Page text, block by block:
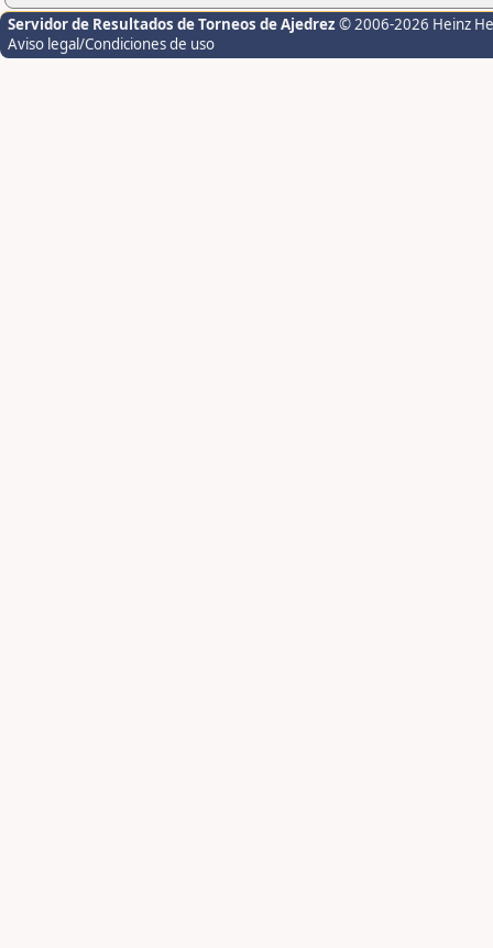
Servidor de Resultados de Torneos de Ajedrez © 2006-2026 Heinz
Aviso legal/Condiciones de uso